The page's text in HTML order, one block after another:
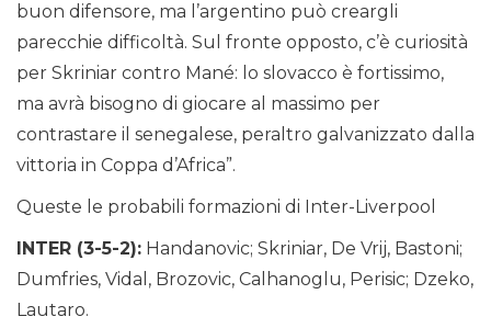
buon difensore, ma l’argentino può creargli
parecchie difficoltà. Sul fronte opposto, c’è curiosità
per Skriniar contro Mané: lo slovacco è fortissimo,
ma avrà bisogno di giocare al massimo per
contrastare il senegalese, peraltro galvanizzato dalla
vittoria in Coppa d’Africa”.
Queste le probabili formazioni di Inter-Liverpool
INTER (3-5-2): Handanovic; Skriniar, De Vrij, Bastoni;
Dumfries, Vidal, Brozovic, Calhanoglu, Perisic; Dzeko,
Lautaro.